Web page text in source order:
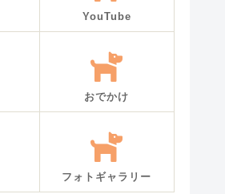
YouTube
おでかけ
フォトギャラリー